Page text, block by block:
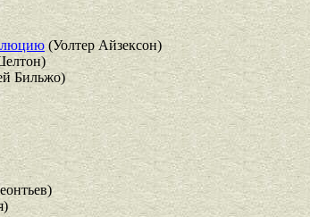
(Уолтер Айзексон)
Бильжо)